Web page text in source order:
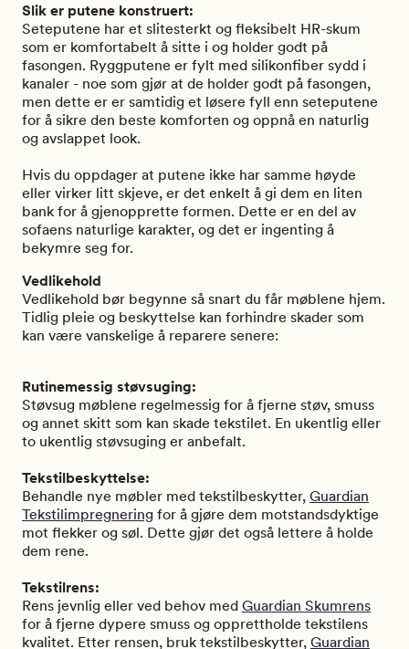
Slik er putene konstruert:
Seteputene har et slitesterkt og fleksibelt HR-skum
som er komfortabelt å sitte i og holder godt på
fasongen. Ryggputene er fylt med silikonfiber sydd i
kanaler - noe som gjør at de holder godt på fasongen,
men dette er er samtidig et løsere fyll enn seteputene
for å sikre den beste komforten og oppnå en naturlig
og avslappet look.
Hvis du oppdager at putene ikke har samme høyde
eller virker litt skjeve, er det enkelt å gi dem en liten
bank for å gjenopprette formen. Dette er en del av
sofaens naturlige karakter, og det er ingenting å
bekymre seg for.
Vedlikehold
Vedlikehold bør begynne så snart du får møblene hjem.
Tidlig pleie og beskyttelse kan forhindre skader som
kan være vanskelige å reparere senere:
Rutinemessig støvsuging:
Støvsug møblene regelmessig for å fjerne støv, smuss
og annet skitt som kan skade tekstilet. En ukentlig eller
to ukentlig støvsuging er anbefalt.
Tekstilbeskyttelse:
Behandle nye møbler med tekstilbeskytter, Guardian
Tekstilimpregnering for å gjøre dem motstandsdyktige
mot flekker og søl. Dette gjør det også lettere å holde
dem rene.
Tekstilrens:
Rens jevnlig eller ved behov med Guardian Skumrens
for å fjerne dypere smuss og opprettholde tekstilens
kvalitet. Etter rensen, bruk tekstilbeskytter, Guardian